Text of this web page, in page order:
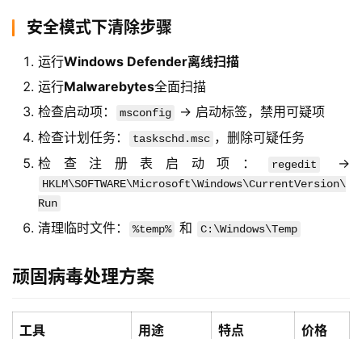
首
页
橙
囊
纯
净
系
安全模式下清除步骤
运行Windows Defender离线扫描
运行Malwarebytes全面扫描
检查启动项：
msconfig
→ 启动标签，禁用可疑项
检查计划任务：
taskschd.msc ，删除可疑任务
检查注册表启动项：
regedit →
HKLM\SOFTWARE\Microsoft\Windows\CurrentVersion\
Run
清理临时文件： %temp% 和 C:\Windows\Temp
顽固病毒处理方案
工具 用途 特点 价格